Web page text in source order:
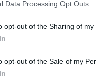
Data Processing Opt Outs
opt-out of the Sharing of my
opt-out of the Sale of my
just admitted that
contact with Lee
of JFK